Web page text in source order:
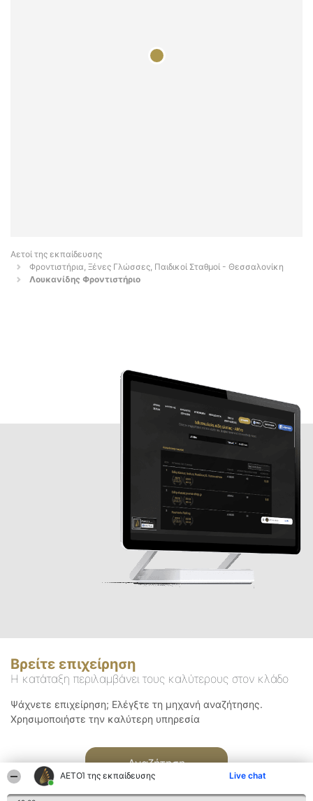
ΑΕΤΟΊ της εκπαίδευσης Live chat
Αετοί της εκπαίδευσης
Φροντιστήρια, Ξένες Γλώσσες, Παιδικοί Σταθμοί - Θεσσαλονίκη
Λουκανίδης Φροντιστήριο
Βρείτε επιχείρηση
Η κατάταξη περιλαμβάνει τους καλύτερους στον κλάδο
Ψάχνετε επιχείρηση; Ελέγξτε τη μηχανή αναζήτησης.
Χρησιμοποιήστε την καλύτερη υπηρεσία
Αναζήτηση